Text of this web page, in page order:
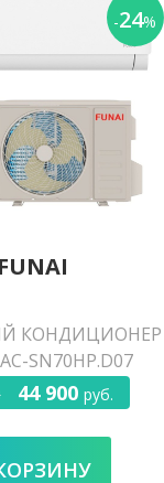
-24%
FUNAI
КОНДИЦИОНЕР
SN70HP.D07
44 900 руб.